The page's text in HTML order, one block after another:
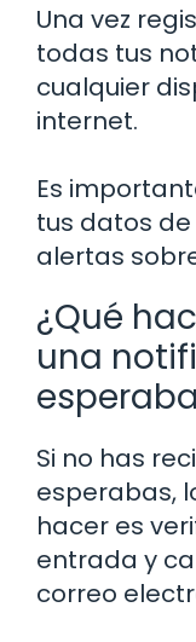
Una vez
todas tus
cualquier
internet.
Es
tus datos
alertas
¿Qué
una
Si no has
esperabas,
hacer es
entrada y
correo